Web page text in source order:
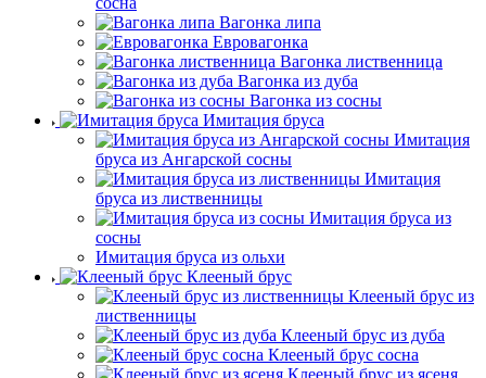
Вагонка липа
Евровагонка
Вагонка лиственница
Вагонка из дуба
Вагонка из сосны
Имитация бруса
Имитация
бруса из Ангарской сосны
Имитация
бруса из лиственницы
Имитация бруса из
сосны
Имитация бруса из ольхи
Клееный брус
Клееный брус из
лиственницы
Клееный брус из дуба
Клееный брус сосна
Клееный брус из ясеня